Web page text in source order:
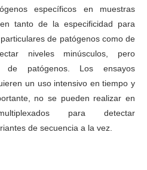
específicos en muestras
tanto de la especificidad para
de patógenos como de
niveles minúsculos, pero
de patógenos. Los ensayos
un uso intensivo en tiempo y
no se pueden realizar en
para detectar
de secuencia a la vez.